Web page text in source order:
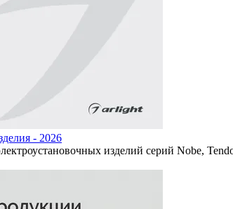
- 2026
изделий серий Nobe,